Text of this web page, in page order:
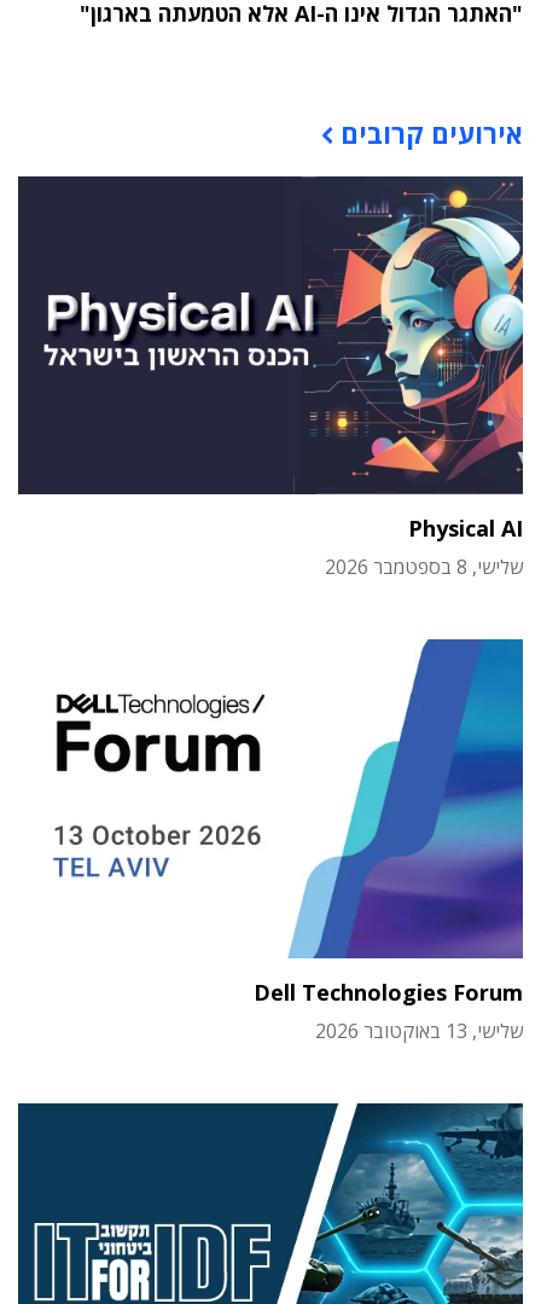
"האתגר הגדול אינו ה-AI אלא הטמעתה בארגון"
אירועים קרובים
Physical AI
שלישי, 8 בספטמבר 2026
Dell Technologies Forum
שלישי, 13 באוקטובר 2026